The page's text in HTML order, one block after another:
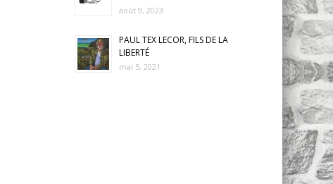
août 9, 2023
PAUL TEX LECOR, FILS DE LA
LIBERTÉ
mai 5, 2021